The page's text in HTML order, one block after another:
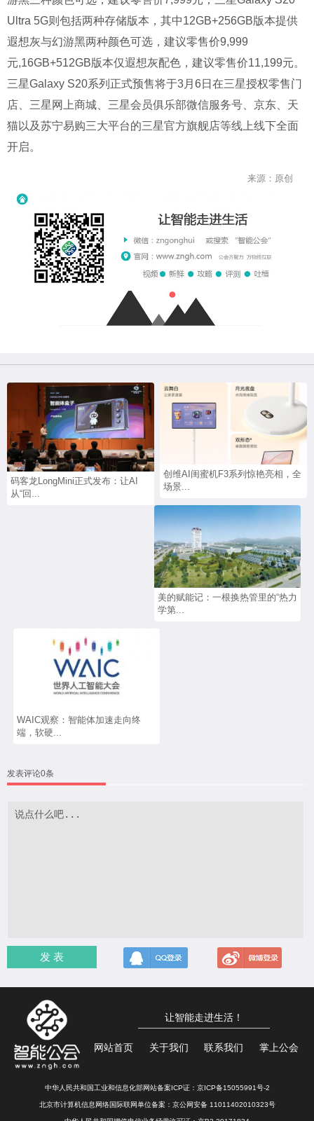
Ultra 5G则包括两种存储版本，其中12GB+256GB版本提供
遐想灰与幻游黑两种颜色可选，建议零售价9,999
元,16GB+512GB版本仅遐想灰配色，建议零售价11,199元。
三星Galaxy S20系列正式预售将于3月6日在三星授权零售门
店、三星网上商城、三星会员俱乐部微信服务号、京东、天
猫以及苏宁易购三大平台的三星官方旗舰店等线上线下全面
开启。
来源：原创
码客龙LongMini正式发布：让AI
从“回...
创维AI闺蜜机F3系列惊艳亮相，全
场景...
美的赋能记：一根换热管里的“热力
学第...
WAIC观察：智能体加速走向终
端，软硬...
发表评论0条
发 表
让智能走进生活！
网站首页 关于我们 联系我们 掌上公会
中华人民共和国工业和信息化部网站备案ICP证： 京ICP备15055991号-2
北京市计算机信息网络国际联网单位备案： 京公网安备 11011402010323号